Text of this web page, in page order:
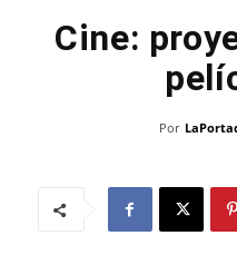
Cine:
Por